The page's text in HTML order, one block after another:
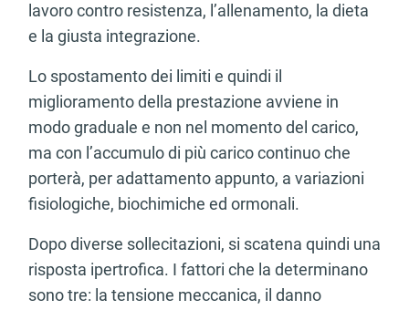
lavoro contro resistenza, l’allenamento, la dieta
e la giusta integrazione.
Lo spostamento dei limiti e quindi il
miglioramento della prestazione avviene in
modo graduale e non nel momento del carico,
ma con l’accumulo di più carico continuo che
porterà, per adattamento appunto, a variazioni
fisiologiche, biochimiche ed ormonali.
Dopo diverse sollecitazioni, si scatena quindi una
risposta ipertrofica. I fattori che la determinano
sono tre: la tensione meccanica, il danno